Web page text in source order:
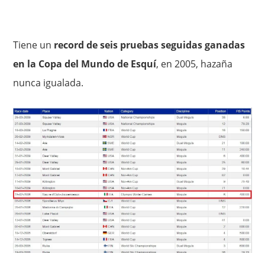
Tiene un record de seis pruebas seguidas ganadas
en la Copa del Mundo de Esquí, en 2005, hazaña
nunca igualada.